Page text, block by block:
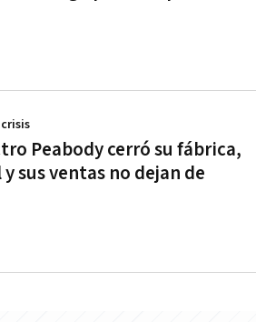
Peabody cerró su fábrica,
sus ventas no dejan de